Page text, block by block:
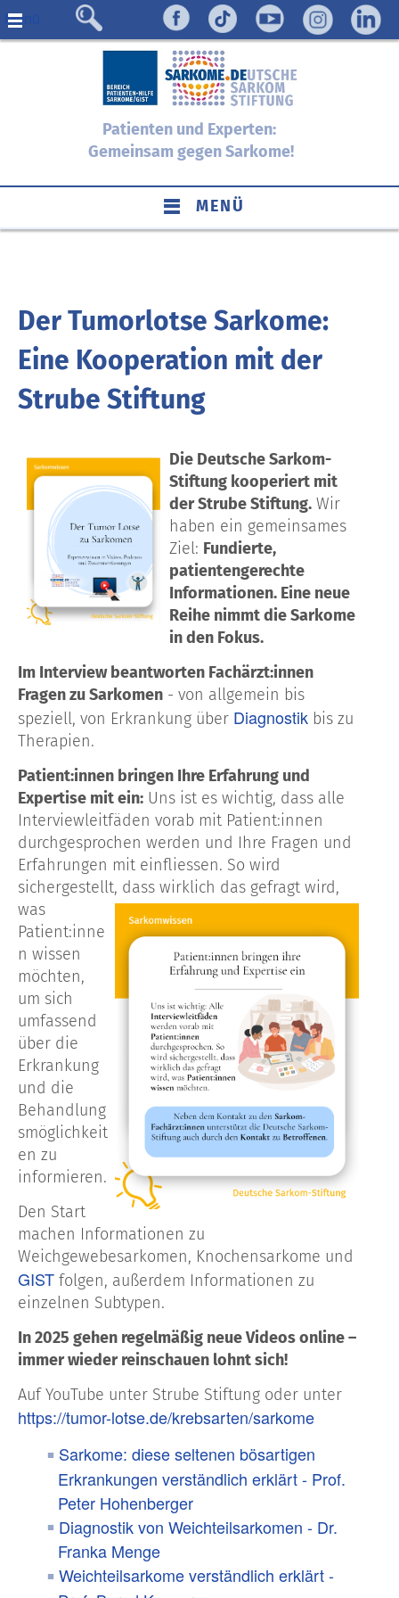
Menü
Patienten und Experten:
Gemeinsam gegen Sarkome!
MENÜ
Der Tumorlotse Sarkome:
Eine Kooperation mit der
Strube Stiftung
Die Deutsche Sarkom-
Stiftung kooperiert mit
derStrube Stiftung. Wir
haben ein gemeinsames
Ziel: Fundierte,
patientengerechte
Informationen. Eine neue
Reihe nimmt die Sarkome
in den Fokus.
Im Interviewbeantworten Fachärzt:innen
Fragen zu Sarkomen - von allgemein bis
speziell, von Erkrankung über Diagnostik bis zu
Therapien.
Patient:innen bringen Ihre Erfahrung und
Expertise mit ein: Uns ist es wichtig, dass alle
Interviewleitfäden vorab mit Patient:innen
durchgesprochen werden und Ihre Fragen und
Erfahrungen mit einfliessen. So wird
sichergestellt, dass wirklich das gefragt wird,
was
Patient:inne
n wissen
möchten,
um sich
umfassend
über die
Erkrankung
und die
Behandlung
smöglichkeit
en zu
informieren.
Den Start
machen Informationen zu
Weichgewebesarkomen, Knochensarkome und
GIST folgen, außerdem Informationen zu
einzelnen Subtypen.
In2025 gehen regelmäßig neueVideosonline –
immer wiederreinschauen lohnt sich!
Auf YouTube unter Strube Stiftung oder unter
https://tumor-lotse.de/krebsarten/sarkome
Sarkome: diese seltenen bösartigen
Erkrankungen verständlich erklärt - Prof.
Peter Hohenberger
Diagnostik von Weichteilsarkomen - Dr.
Franka Menge
Weichteilsarkome verständlich erklärt -